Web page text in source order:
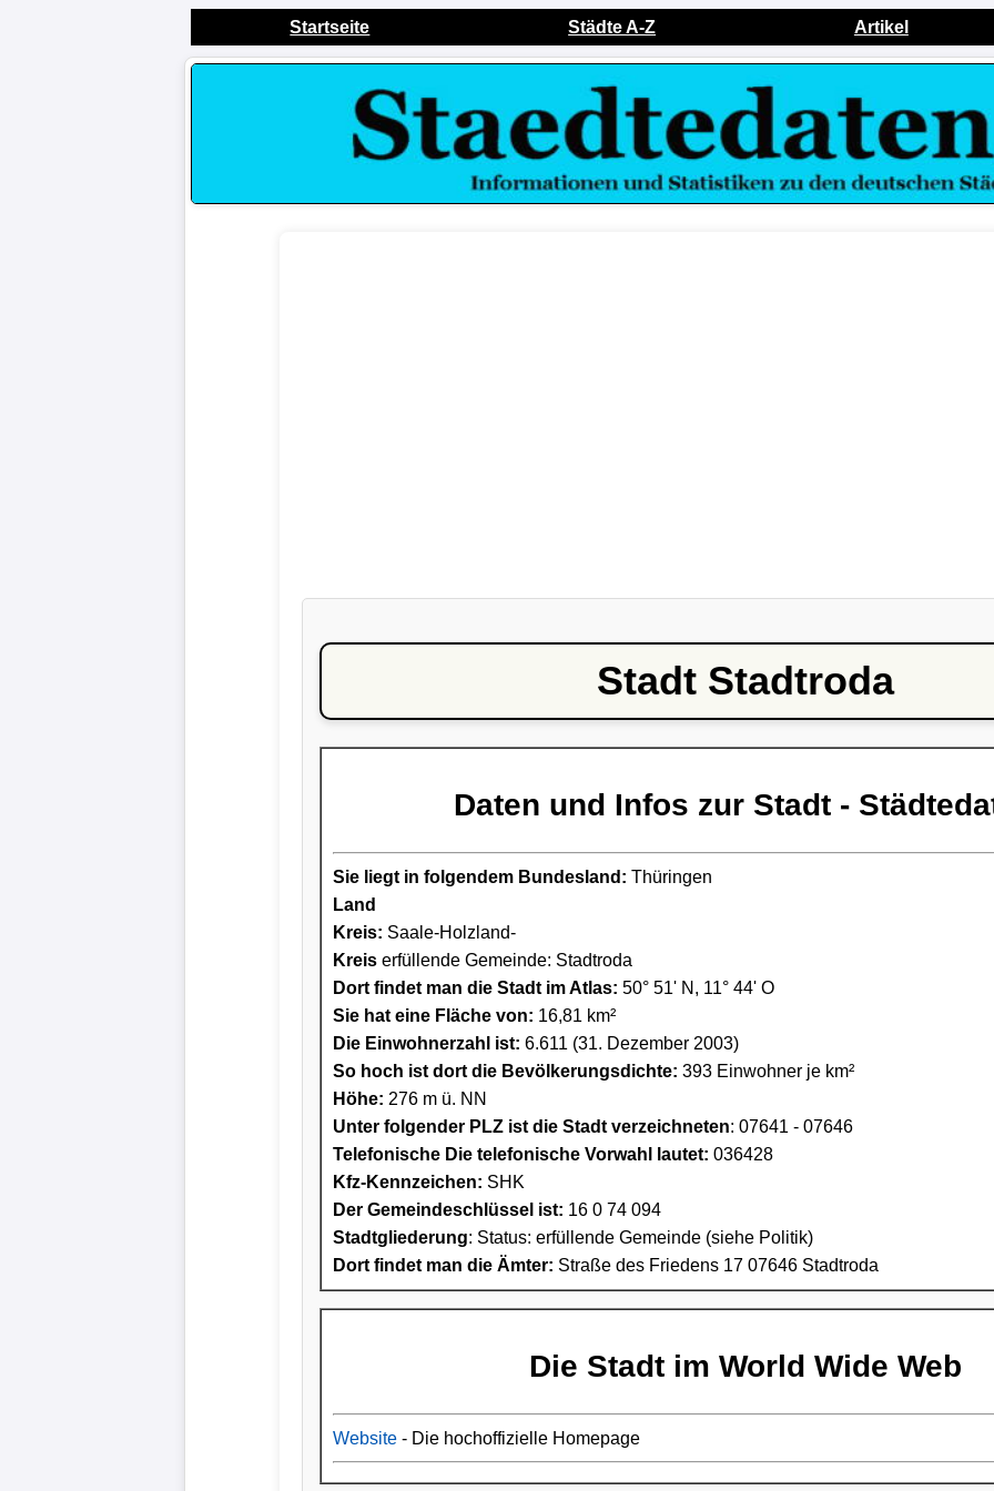
Startseite Städte A-Z Artikel
Stadt Stadtroda
Daten und Infos zur Stadt -
Sie liegt in folgendem Bundesland: Thüringen
Land
Kreis: Saale-Holzland-
Kreis erfüllende Gemeinde: Stadtroda
Dort findet man die Stadt im Atlas: 50° 51' N, 11° 44' O
Sie hat eine Fläche von: 16,81 km²
Die Einwohnerzahl ist: 6.611 (31. Dezember 2003)
So hoch ist dort die Bevölkerungsdichte: 393 Einwohner je km²
Höhe: 276 m ü. NN
Unter folgender PLZ ist die Stadt verzeichneten: 07641 - 07646
Telefonische Die telefonische Vorwahl lautet: 036428
Kfz-Kennzeichen: SHK
Der Gemeindeschlüssel ist: 16 0 74 094
Stadtgliederung: Status: erfüllende Gemeinde (siehe Politik)
Dort findet man die Ämter: Straße des Friedens 17 07646 Stadtroda
Die Stadt im World Wide Web
Website - Die hochoffizielle Homepage